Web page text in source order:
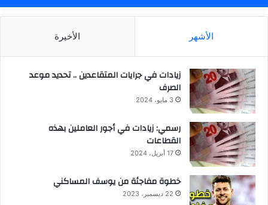
الأشهر الأخيرة
زيادات في جرايات المتقاعدين .. تحديد موعد
الصرف
3 مايو، 2024
رسمي: زيادات في أجور العاملين بهذه
القطاعات
17 أبريل، 2024
خطوة مفاجئة من يوسف المساكني
22 ديسمبر، 2023